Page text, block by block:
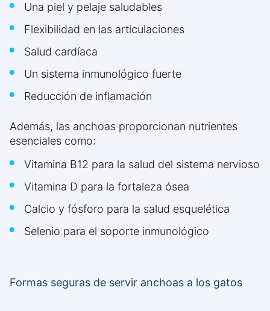
Una piel y pelaje saludables
Flexibilidad en las articulaciones
Salud cardíaca
Un sistema inmunológico fuerte
Reducción de inflamación
Además, las anchoas proporcionan nutrientes
esenciales como:
Vitamina B12 para la salud del sistema nervioso
Vitamina D para la fortaleza ósea
Calcio y fósforo para la salud esquelética
Selenio para el soporte inmunológico
Formas seguras de servir anchoas a los gatos